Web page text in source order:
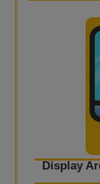
Display